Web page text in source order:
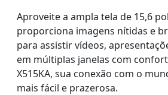
Aproveite a ampla tela de 15,6
proporciona imagens nítidas e
para assistir vídeos,
em múltiplas janelas com
X515KA, sua conexão com o
mais fácil e prazerosa.